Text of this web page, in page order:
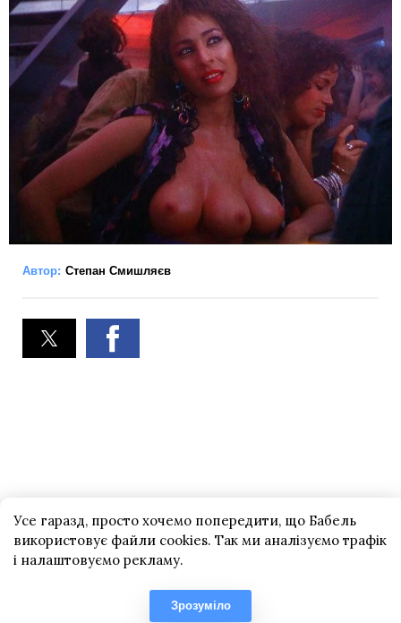
Автор: Степан Смишляєв
Усе гаразд, просто хочемо попередити, що Бабель
використовує файли cookies. Так ми аналізуємо трафік
і налаштовуємо рекламу.
Зрозуміло